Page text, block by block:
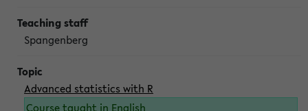
Spangenberg
Advanced statistics with R
Course taught in English